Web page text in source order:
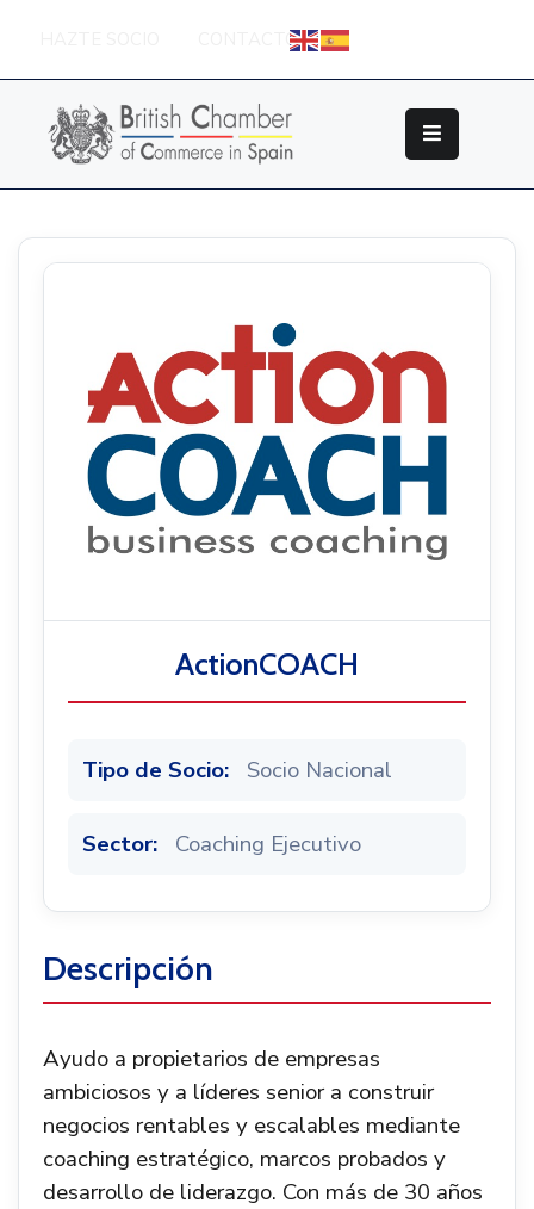
CONTACTO
Sobre
British
Chamber
Socios
Nuestros
Partners
ActionCOACH
Tipo de Socio: Socio Nacional
Sector: Coaching Ejecutivo
Descripción
Ayudo a propietarios de empresas
ambiciosos y a líderes senior a construir
negocios rentables y escalables mediante
coaching estratégico, marcos probados y
desarrollo de liderazgo. Con más de 30 años